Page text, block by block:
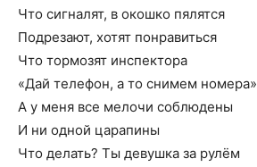
Что сигналят, в окошко пялятся
Подрезают, хотят понравиться
Что тормозят инспектора
«Дай телефон, а то снимем номера»
А у меня все мелочи соблюдены
И ни одной царапины
Что делать? Ты девушка за рулём